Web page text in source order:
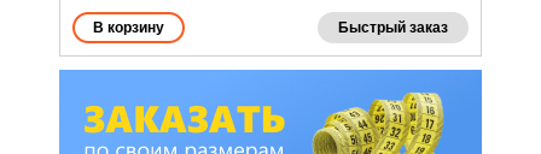
Быстрый заказ